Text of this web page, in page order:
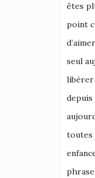
êtes
point
seul
libérer
depuis
toutes